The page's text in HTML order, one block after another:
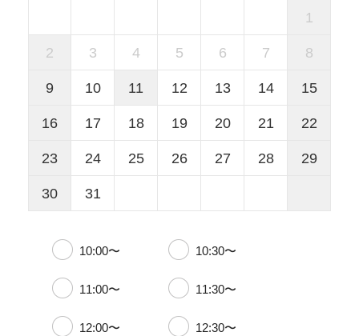
1
2 3 4 5 6 7 8
9 10 11 12 13 14 15
16 17 18 19 20 21 22
23 24 25 26 27 28 29
30 31
10:00〜 10:30〜
11:00〜 11:30〜
12:00〜 12:30〜